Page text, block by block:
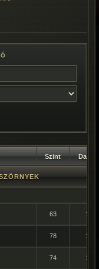
Szint Darab
63 1
78 1
74 1